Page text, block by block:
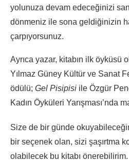
yolunuza devam edeceğinizi
dönmeniz ile sona geldiğinizin
çarpıyorsunuz.
Ayrıca yazar, kitabın ilk öyküsü
Yılmaz Güney Kültür ve Sanat
ödülü; Gel Pisipisi ile Özgür
Kadın Öyküleri Yarışması’nda
Size de bir günde
bir seçenek olan, sizi şaşırtma
olabilecek bu kitabı önerebilirim.